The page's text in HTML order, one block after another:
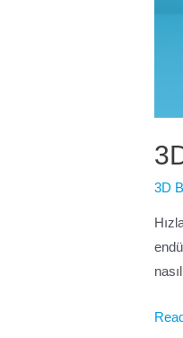
3D